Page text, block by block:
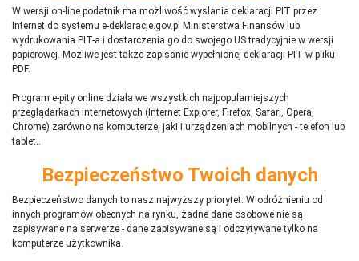
W wersji on-line podatnik ma możliwość wysłania deklaracji PIT przez
Internet do systemu e-deklaracje.gov.pl Ministerstwa Finansów lub
wydrukowania PIT-a i dostarczenia go do swojego US tradycyjnie w wersji
papierowej. Możliwe jest także zapisanie wypełnionej deklaracji PIT w pliku
PDF.
Program e-pity online działa we wszystkich najpopularniejszych
przeglądarkach internetowych (Internet Explorer, Firefox, Safari, Opera,
Chrome) zarówno na komputerze, jaki i urządzeniach mobilnych - telefon lub
tablet..
Bezpieczeństwo Twoich danych
Bezpieczeństwo danych to nasz najwyższy priorytet. W odróżnieniu od
innych programów obecnych na rynku, żadne dane osobowe nie są
zapisywane na serwerze - dane zapisywane są i odczytywane tylko na
komputerze użytkownika.